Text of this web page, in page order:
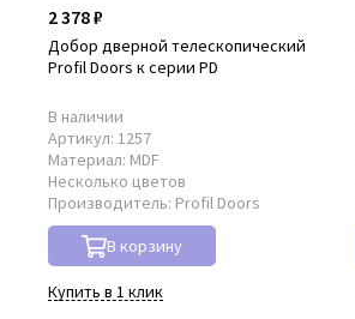
2 378 ₽
Добор дверной телескопический
Profil Doors к серии PD
В наличии
Артикул: 1257
Материал: MDF
Несколько цветов
Производитель: Profil Doors
В корзину
Купить в 1 клик